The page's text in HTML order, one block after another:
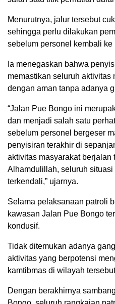
Menurutnya, jalur tersebut
sehingga perlu dilakukan
sebelum personel kembali ke
Ia menegaskan bahwa
memastikan seluruh aktivitas
dengan aman tanpa adanya
“Jalan Pue Bongo ini
dan menjadi salah satu
sebelum personel bergeser
penyisiran terakhir di
aktivitas masyarakat berjalan
Alhamdulillah, seluruh
terkendali,” ujarnya.
Selama pelaksanaan patroli
kawasan Jalan Pue Bongo
kondusif.
Tidak ditemukan adanya
aktivitas yang berpotensi
kamtibmas di wilayah
Dengan berakhirnya